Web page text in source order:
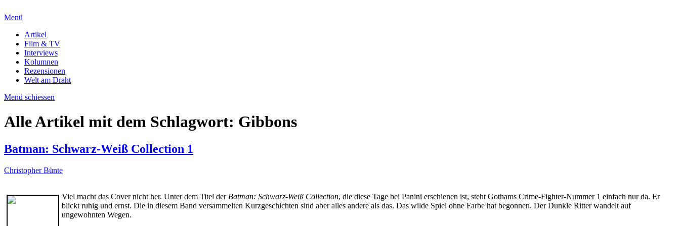
Menü
Artikel
Film & TV
Interviews
Kolumnen
Rezensionen
Welt am Draht
Menü schiessen
Alle Artikel mit dem Schlagwort: Gibbons
Batman: Schwarz-Weiß Collection 1
Christopher Bünte
Viel macht das Cover nicht her. Unter dem Titel der Batman: Schwarz-Weiß Collection, die diese Tage bei Panini erschienen ist, steht Gothams Crime-Fighter-Nummer 1 einfach nur da. Er
blickt ruhig und ernst. Die in diesem Band versammelten Kurzgeschichten sind aber alles andere als das. Das wilde Spiel ohne Farbe hat begonnen. Der Dunkle Ritter wandelt auf
ungewohnten Wegen.